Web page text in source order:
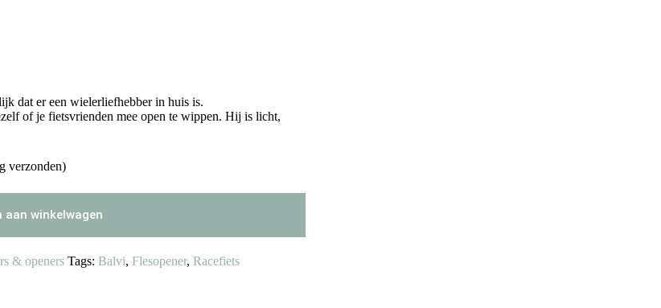
dat er een wielerliefhebber in huis is.
of je fietsvrienden mee open te wippen. Hij is licht,
verzonden)
aan winkelwagen
& openers Tags:Balvi,Flesopener,Racefiets